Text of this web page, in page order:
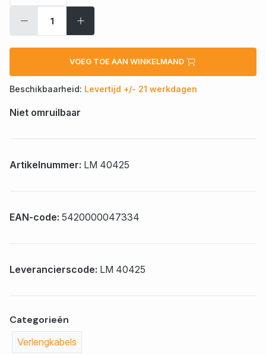
VOEG TOE AAN WINKELMAND
Beschikbaarheid: Levertijd +/- 21 werkdagen
Niet omruilbaar
Artikelnummer: LM 40425
EAN-code: 5420000047334
Leverancierscode: LM 40425
Categorieën
Verlengkabels